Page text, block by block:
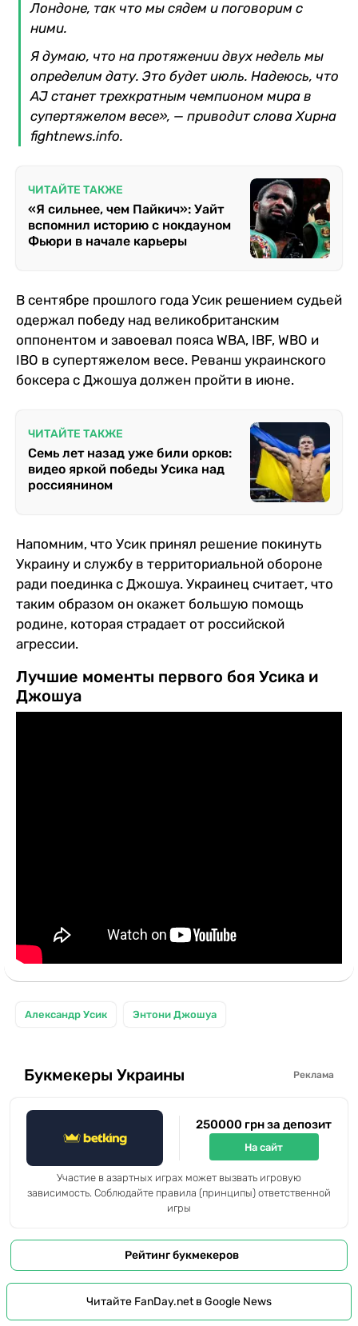
Лондоне, так что мы сядем и поговорим с
ними.
Я думаю, что на протяжении двух недель мы
определим дату. Это будет июль. Надеюсь, что
AJ станет трехкратным чемпионом мира в
супертяжелом весе», — приводит слова Хирна
fightnews.info.
ЧИТАЙТЕ ТАКЖЕ
«Я сильнее, чем Пайкич»: Уайт
вспомнил историю с нокдауном
Фьюри в начале карьеры
В сентябре прошлого года Усик решением судьей
одержал победу над великобританским
оппонентом и завоевал пояса WBA, IBF, WBO и
IBO в супертяжелом весе. Реванш украинского
боксера с Джошуа должен пройти в июне.
ЧИТАЙТЕ ТАКЖЕ
Семь лет назад уже били орков:
видео яркой победы Усика над
россиянином
Напомним, что Усик принял решение покинуть
Украину и службу в территориальной обороне
ради поединка с Джошуа. Украинец считает, что
таким образом он окажет большую помощь
родине, которая страдает от российской
агрессии.
Лучшие моменты первого боя Усика и
Джошуа
Александр Усик Энтони Джошуа
Букмекеры Украины Реклама
250000 грн за депозит
На сайт
Участие в азартных играх может вызвать игровую
зависимость. Соблюдайте правила (принципы) ответственной
игры
Рейтинг букмекеров
Читайте FanDay.net в Google News